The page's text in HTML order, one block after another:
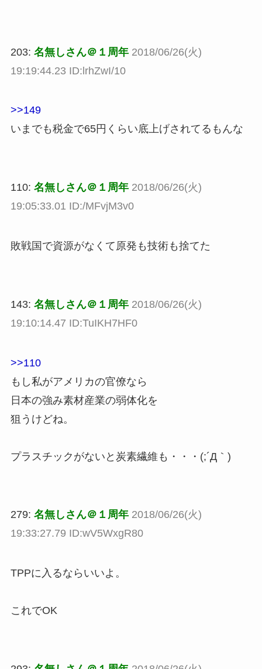
203: 名無しさん＠１周年 2018/06/26(火)
19:19:44.23 ID:lrhZwI/10
>>149
いまでも税金で65円くらい底上げされてるもんな
110: 名無しさん＠１周年 2018/06/26(火)
19:05:33.01 ID:/MFvjM3v0
敗戦国で資源がなくて原発も技術も捨てた
143: 名無しさん＠１周年 2018/06/26(火)
19:10:14.47 ID:TuIKH7HF0
>>110
もし私がアメリカの官僚なら
日本の強み素材産業の弱体化を
狙うけどね。
プラスチックがないと炭素繊維も・・・(;´Д｀)
279: 名無しさん＠１周年 2018/06/26(火)
19:33:27.79 ID:wV5WxgR80
TPPに入るならいいよ。
これでOK